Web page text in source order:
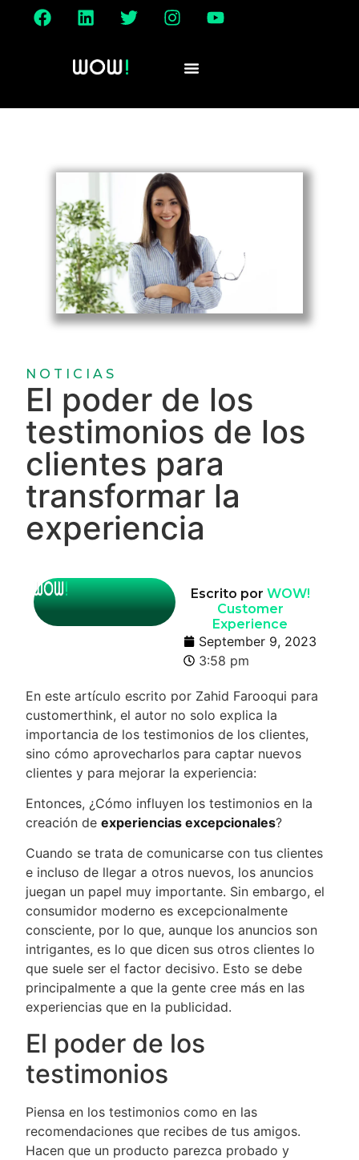
NOTICIAS
El poder de los
testimonios de los
clientes para
transformar la
experiencia
Escrito por WOW!
Customer
Experience
September 9, 2023
3:58 pm
En este artículo escrito por Zahid Farooqui para
customerthink, el autor no solo explica la
importancia de los testimonios de los clientes,
sino cómo aprovecharlos para captar nuevos
clientes y para mejorar la experiencia:
Entonces, ¿Cómo influyen los testimonios en la
creación de experiencias excepcionales?
Cuando se trata de comunicarse con tus clientes
e incluso de llegar a otros nuevos, los anuncios
juegan un papel muy importante. Sin embargo, el
consumidor moderno es excepcionalmente
consciente, por lo que, aunque los anuncios son
intrigantes, es lo que dicen sus otros clientes lo
que suele ser el factor decisivo. Esto se debe
principalmente a que la gente cree más en las
experiencias que en la publicidad.
El poder de los
testimonios
Piensa en los testimonios como en las
recomendaciones que recibes de tus amigos.
Hacen que un producto parezca probado y